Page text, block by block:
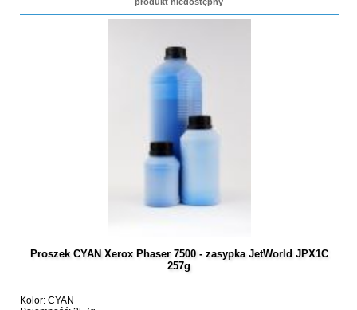
Proszek CYAN Xerox Phaser 7500 - zasypka JetWorld JPX1C
257g
Kolor: CYAN